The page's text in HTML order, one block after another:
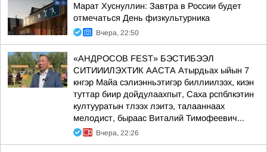
Марат Хуснуллин: Завтра в России будет
отмечаться День физкультурника
Вчера, 22:50
«АНДРОСОВ FEST» БЭСТИБЭЭЛ
СИТИИИЛЭХТИК ААСТА Атырдьах ыйын 7
кнгэр Майа сэлиэнньэтигэр биллиилээх, киэн
туттар биир дойдулаахпыт, Саха рспблкэтин
култууратын тлээх лэитэ, талааннаах
мелодист, быраас Виталий Тимофеевич...
Вчера, 22:26